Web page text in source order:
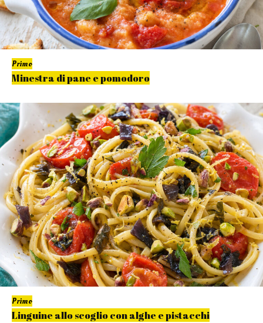
Primo
Minestra di pane e pomodoro
Primo
Linguine allo scoglio con alghe e pistacchi